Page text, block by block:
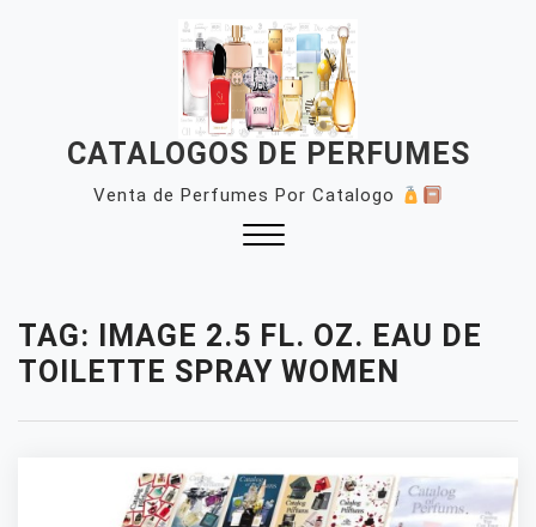
CATALOGOS DE PERFUMES
Venta de Perfumes Por Catalogo
TAG:
IMAGE 2.5 FL. OZ. EAU DE
TOILETTE SPRAY WOMEN